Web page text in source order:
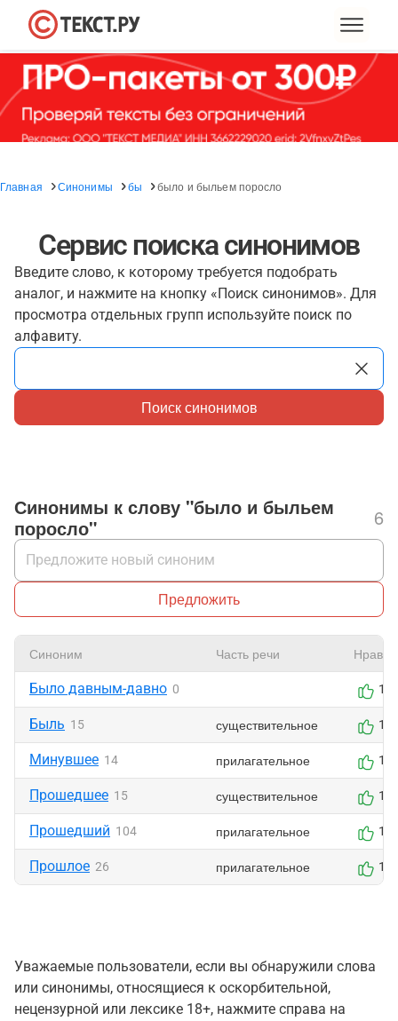
Главная Синонимы бы было и быльем поросло
Сервис поиска синонимов
Введите слово, к которому требуется подобрать
аналог, и нажмите на кнопку «Поиск синонимов». Для
просмотра отдельных групп используйте поиск по
алфавиту.
Поиск синонимов
Синонимы к слову "было и быльем
поросло"
6
Предложить
Синоним Часть речи
Было давным-давно 0 1
Быль 15 существительное 1
Минувшее 14 прилагательное 1
Прошедшее 15 существительное 1
Прошедший 104 прилагательное 1
Прошлое 26 прилагательное 1
Уважаемые пользователи, если вы обнаружили слова
или синонимы, относящиеся к оскорбительной,
нецензурной или лексике 18+, нажмите справа на